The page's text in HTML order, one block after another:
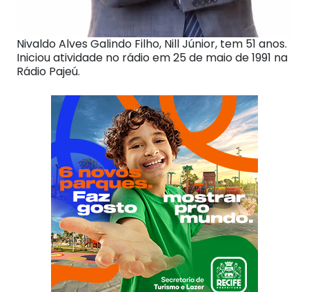
Nivaldo Alves Galindo Filho, Nill Júnior, tem 51 anos.
Iniciou atividade no rádio em 25 de maio de 1991 na
Rádio Pajeú.